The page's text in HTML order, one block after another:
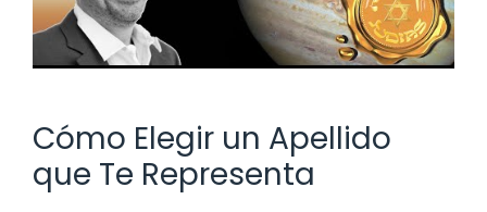
Cómo Elegir un Apellido
que Te Representa